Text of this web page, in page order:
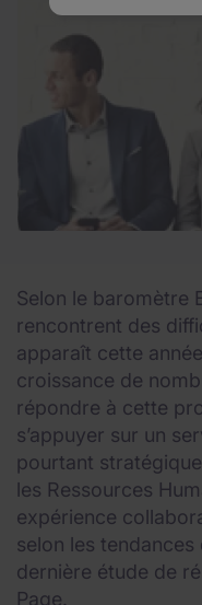
Selon le baromètre
rencontrent des
apparaît cette
croissance de
répondre à cette
s’appuyer sur un
pourtant
les Ressources
expérience
selon les
dernière étude de
Page.